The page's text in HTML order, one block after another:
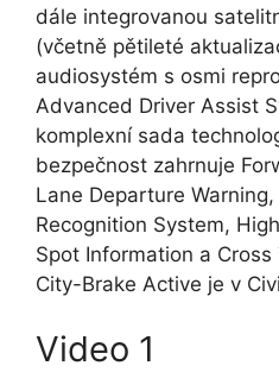
dále integrovanou
(včetně pětileté
audiosystém s osmi
Advanced Driver Assist
komplexní sada
bezpečnost zahrnuje
Lane Departure
Recognition System,
Spot Information a
City-Brake Active je v
Video 1